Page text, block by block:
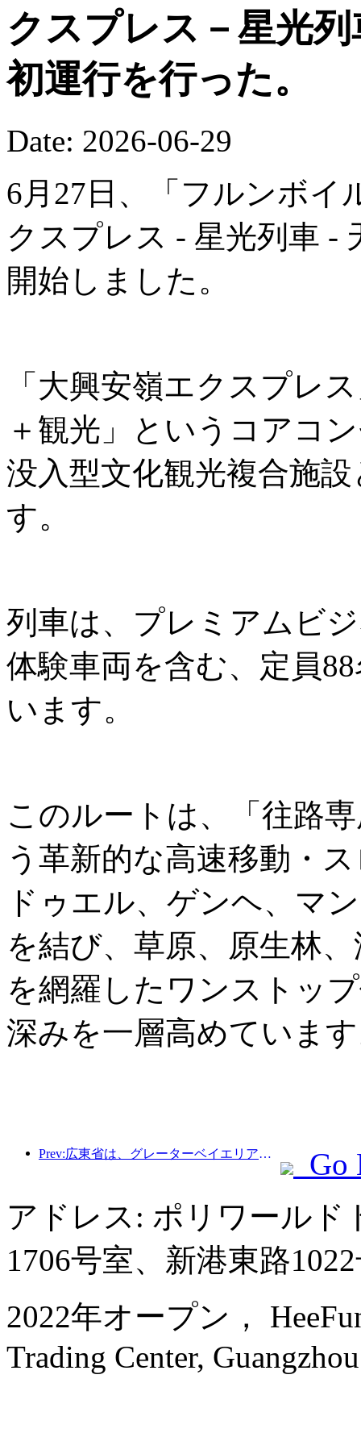
クスプレス－星光
初運行を行った。
Date: 2026-06-29
6月27日、「フルンボイ
クスプレス - 星光列車 -
開始しました。
「大興安嶺エクスプレ
＋観光」というコアコ
没入型文化観光複合施
す。
列車は、プレミアムビ
体験車両を含む、定員
います。
このルートは、「往路
う革新的な高速移動・
ドゥエル、ゲンヘ、マ
を結び、草原、原生林
を網羅したワンストッ
深みを一層高めていま
Prev:広東省は、グレーターベイエリアを世界クラスの観光地にするためのサービス産業能力拡大計画を発表した。
Go
アドレス: ポリワール
1706号室、新港東路
2022年オープン，
Trading Center,